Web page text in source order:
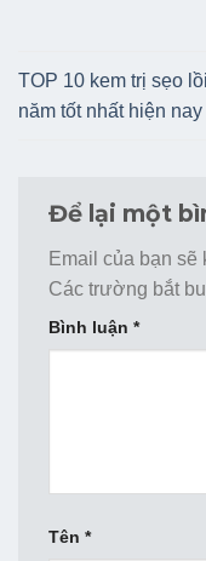
TOP 10 kem trị sẹo
năm tốt nhất hiện nay
Để lại một
Email của bạn
Các trường bắt
Bình luận *
Tên *